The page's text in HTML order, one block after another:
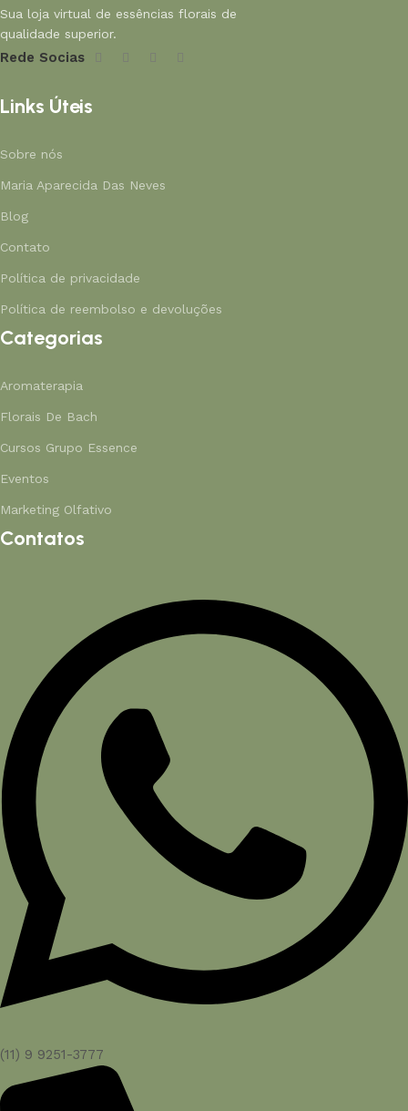
Sua loja virtual de essências florais de
qualidade superior.
Rede Socias
Links Úteis
Sobre nós
Maria Aparecida Das Neves
Blog
Contato
Política de privacidade
Política de reembolso e devoluções
Categorias
Aromaterapia
Florais De Bach
Cursos Grupo Essence
Eventos
Marketing Olfativo
Contatos
(11) 9 9251-3777